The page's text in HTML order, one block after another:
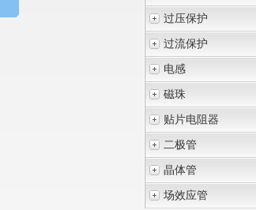
过压保护
过流保护
电感
磁珠
贴片电阻器
二极管
晶体管
场效应管